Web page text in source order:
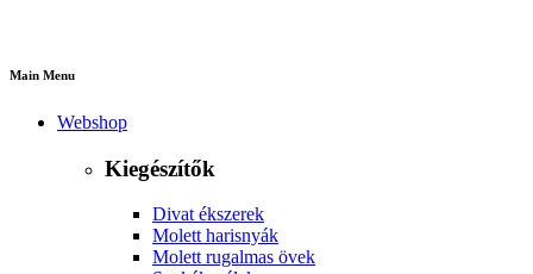
Main Menu
Webshop
Kiegészítők
Divat ékszerek
Molett harisnyák
Molett rugalmas övek